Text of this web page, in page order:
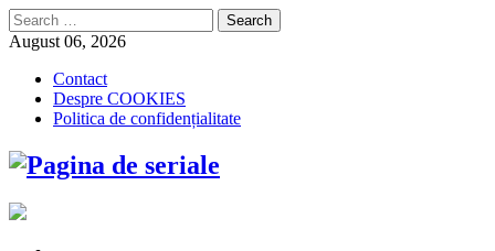
Search
for:
August 06, 2026
Contact
Despre COOKIES
Politica de confidențialitate